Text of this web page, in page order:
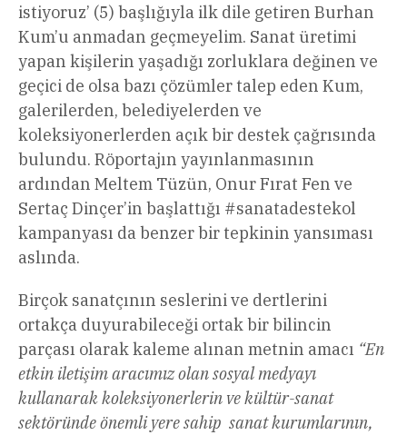
istiyoruz’ (5) başlığıyla ilk dile getiren Burhan
Kum’u anmadan geçmeyelim. Sanat üretimi
yapan kişilerin yaşadığı zorluklara değinen ve
geçici de olsa bazı çözümler talep eden Kum,
galerilerden, belediyelerden ve
koleksiyonerlerden açık bir destek çağrısında
bulundu. Röportajın yayınlanmasının
ardından Meltem Tüzün, Onur Fırat Fen ve
Sertaç Dinçer’in başlattığı #sanatadestekol
kampanyası da benzer bir tepkinin yansıması
aslında.
Birçok sanatçının seslerini ve dertlerini
ortakça duyurabileceği ortak bir bilincin
parçası olarak kaleme alınan metnin amacı “En
etkin iletişim aracımız olan sosyal medyayı
kullanarak koleksiyonerlerin ve kültür-sanat
sektöründe önemli yere sahip sanat kurumlarının,